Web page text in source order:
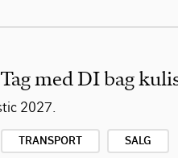
med DI bag
2027.
TRANSPORT SALG